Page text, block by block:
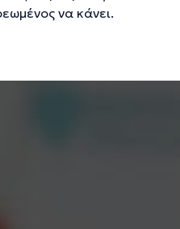
να κάνει.